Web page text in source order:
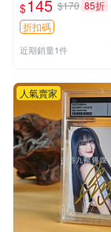
$145 $170 85折
折扣碼
近期銷量1件
人氣賣家